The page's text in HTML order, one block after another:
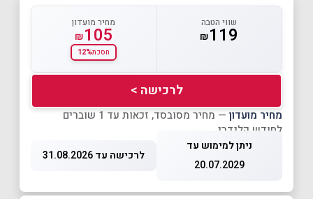
שווי הטבה
₪119
מחיר מועדון
₪105
חסכת12%
לרכישה >
מחיר מועדון
— מחיר מסובסד, זכאות עד 1 שוברים
לחודש קלנדרי
ניתן למימוש עד
20.07.2029
לרכישה עד 31.08.2026